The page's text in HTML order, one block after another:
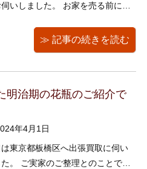
いしました。 お家を売る前に不
具や掛軸、昭和レトロな瓶や温度
ルービックキューブ、戦前の本、
箱に入った大量の茶碗・棗・水
≫ 記事の続きを読む
明治期の花瓶のご紹介で
年4月1日
東京都板橋区へ出張買取に伺い
た。 ご実家のご整理とのことで、